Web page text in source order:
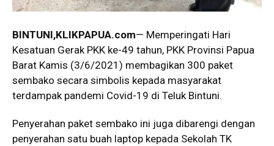
BINTUNI,KLIKPAPUA.com— Memperingati Hari
Kesatuan Gerak PKK ke-49 tahun, PKK Provinsi Papua
Barat Kamis (3/6/2021) membagikan 300 paket
sembako secara simbolis kepada masyarakat
terdampak pandemi Covid-19 di Teluk Bintuni.
Penyerahan paket sembako ini juga dibarengi dengan
penyerahan satu buah laptop kepada Sekolah TK